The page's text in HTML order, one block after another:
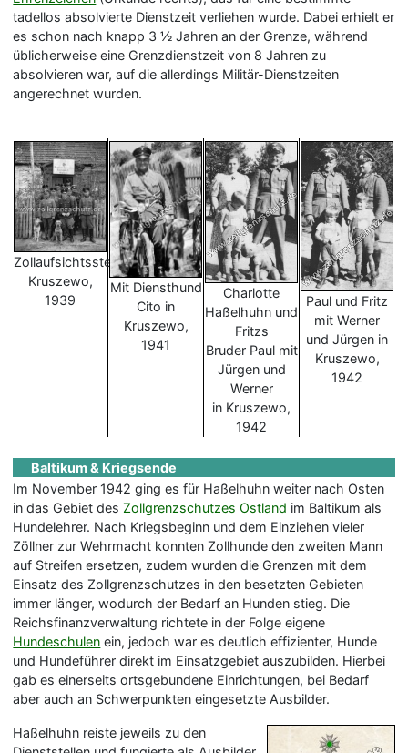
tadellos absolvierte Dienstzeit verliehen wurde. Dabei erhielt er
es schon nach knapp 3 ½ Jahren an der Grenze, während
üblicherweise eine Grenzdienstzeit von 8 Jahren zu
absolvieren war, auf die allerdings Militär-Dienstzeiten
angerechnet wurden.
Zollaufsichtsstelle
Kruszewo,
1939
Mit Diensthund
Cito in
Kruszewo,
1941
Charlotte
Haßelhuhn und
Fritzs
Bruder Paul mit
Jürgen und
Werner
in Kruszewo,
1942
Paul und Fritz
mit Werner
und Jürgen in
Kruszewo,
1942
Baltikum & Kriegsende
Im November 1942 ging es für Haßelhuhn weiter nach Osten
in das Gebiet desZollgrenzschutzes Ostland im Baltikum als
Hundelehrer. Nach Kriegsbeginn und dem Einziehen vieler
Zöllner zur Wehrmacht konnten Zollhunde den zweiten Mann
auf Streifen ersetzen, zudem wurden die Grenzen mit dem
Einsatz des Zollgrenzschutzes in den besetzten Gebieten
immer länger, wodurch der Bedarf an Hunden stieg. Die
Reichsfinanzverwaltung richtete in der Folge eigene
Hundeschulen ein, jedoch war es deutlich effizienter, Hunde
und Hundeführer direkt im Einsatzgebiet auszubilden. Hierbei
gab es einerseits ortsgebundene Einrichtungen, bei Bedarf
aber auch an Schwerpunkten eingesetzte Ausbilder.
Haßelhuhn reiste jeweils zu den